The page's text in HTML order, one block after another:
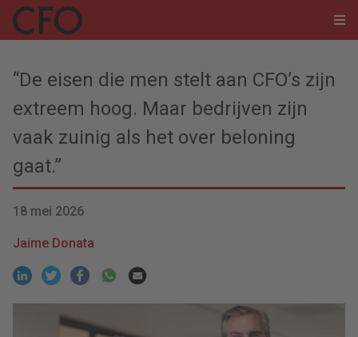
“De eisen die men stelt aan CFO’s zijn
extreem hoog. Maar bedrijven zijn
vaak zuinig als het over beloning
gaat.”
18 mei 2026
Jaime Donata